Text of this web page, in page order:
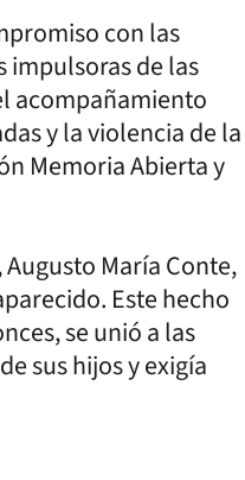
con las
impulsoras de las
acompañamiento
y la violencia de la
Memoria Abierta y
María Conte,
Este hecho
se unió a las
sus hijos y exigía